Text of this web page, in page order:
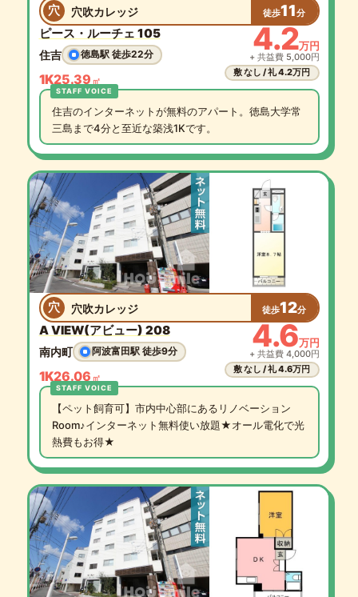
穴 穴吹カレッジ 徒歩11分
ピース・ルーチェ 105
住吉 徳島駅 徒歩22分
1K25.39 ㎡
4.2万円
+ 共益費 5,000円
敷 なし / 礼 4.2万円
住吉のインターネットが無料のアパート。徳島大学常
三島まで4分と至近な築浅1Kです。
穴 穴吹カレッジ 徒歩12分
A VIEW(アビュー) 208
南内町 阿波富田駅 徒歩9分
1K26.06 ㎡
4.6万円
+ 共益費 4,000円
敷 なし / 礼 4.6万円
【ペット飼育可】市内中心部にあるリノベーション
Room♪インターネット無料使い放題★オール電化で光
熱費もお得★